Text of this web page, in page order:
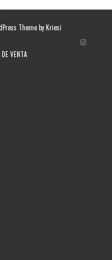
Theme by Kriesi
DE VENTA